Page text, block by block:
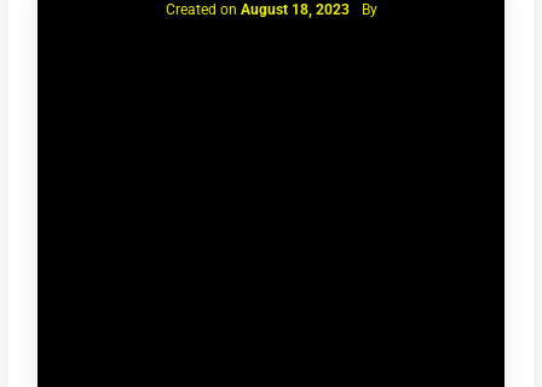
Created on August 18, 2023 By